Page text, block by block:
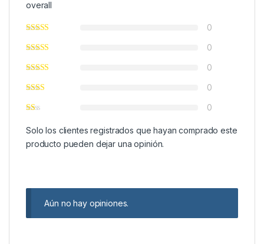
overall
0
0
0
0
0
Solo los clientes registrados que hayan comprado este
producto pueden dejar una opinión.
Aún no hay opiniones.